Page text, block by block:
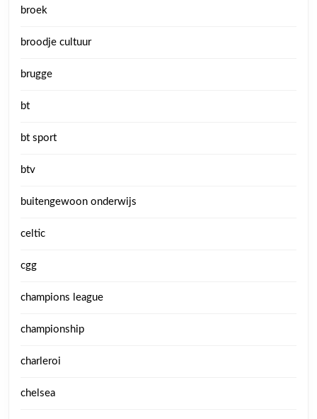
broek
broodje cultuur
brugge
bt
bt sport
btv
buitengewoon onderwijs
celtic
cgg
champions league
championship
charleroi
chelsea